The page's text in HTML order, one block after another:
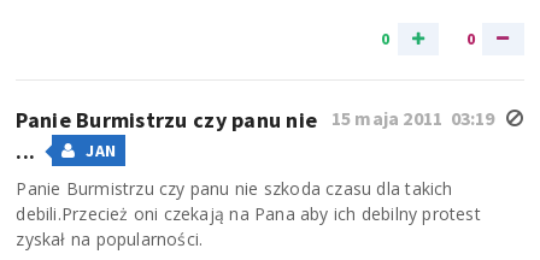
0 0
15 maja 2011 03:19
Panie Burmistrzu czy panu nie
...
JAN
Panie Burmistrzu czy panu nie szkoda czasu dla takich
debili.Przecież oni czekają na Pana aby ich debilny protest
zyskał na popularności.